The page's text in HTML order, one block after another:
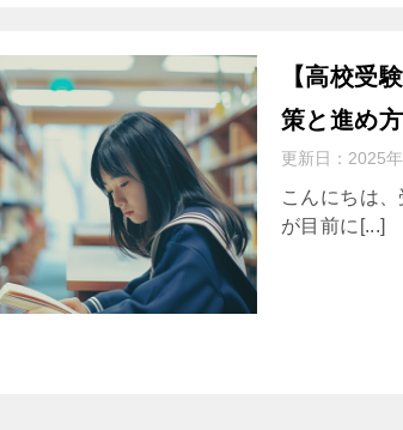
【高校受
策と進め
更新日： 2025
こんにちは
が目前に[...]